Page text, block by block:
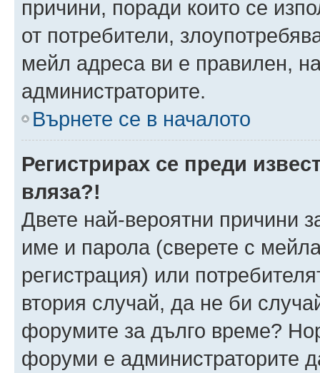
причини, поради които се
от потребители,
мейл адреса ви е правилен,
администраторите.
Върнете се в началото
Регистрирах се преди
вляза?!
Двете най-вероятни причини
име и парола (сверете с
регистрация) или
втория случай, да не би
форумите за дълго време?
форуми е администраторите